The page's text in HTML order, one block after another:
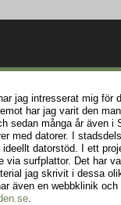
jag intresserat mig för
har jag varit den
sedan många år även i
med datorer. I
datorstöd. I ett
via surfplattor. Det har
jag skrivit i dessa
även en webbklinik
.